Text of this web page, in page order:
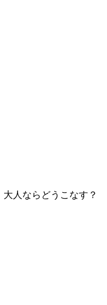
人ならどうこなす？